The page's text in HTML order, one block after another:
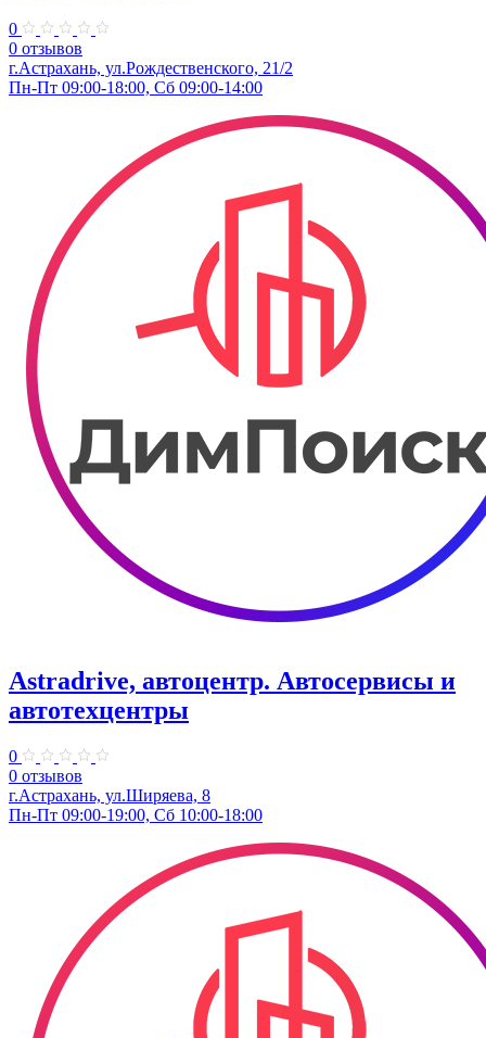
0
0 отзывов
г.Астрахань, ул.Рождественского, 21/2
Пн-Пт 09:00-18:00, Сб 09:00-14:00
Astradrive, автоцентр. Автосервисы и
автотехцентры
0
0 отзывов
г.Астрахань, ул.Ширяева, 8
Пн-Пт 09:00-19:00, Сб 10:00-18:00